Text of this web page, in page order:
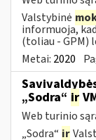
Valstybinė
informuoja,
(toliau - GPM)
Metai: 2020
„Sodra“ ir
Web turinio
„Sodra“ ir